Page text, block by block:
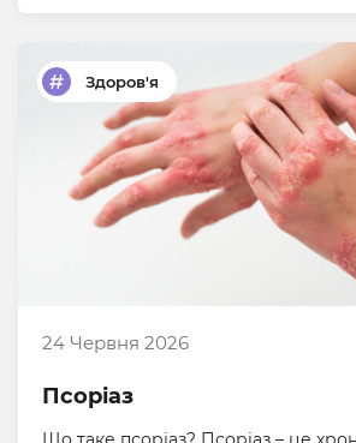
Здоров'я
24 Червня 2026
Псоріаз